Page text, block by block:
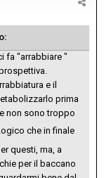
fa "arrabbiare "
e il
prima
non sono troppo
che in finale
questi, ma, a
per il baccano